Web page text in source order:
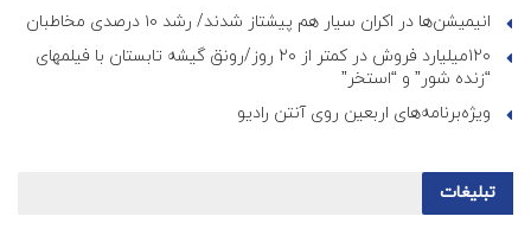
انیمیشن‌ها در اکران سیار هم پیشتاز شدند/ رشد ۱۰ درصدی مخاطبان
۱۲۰میلیارد فروش در کمتر از ۲۰ روز/رونق گیشه تابستان با فیلمهای
“زنده شور” و “استخر”
ویژه‌برنامه‌های اربعین روی آنتن رادیو
تبلیغات